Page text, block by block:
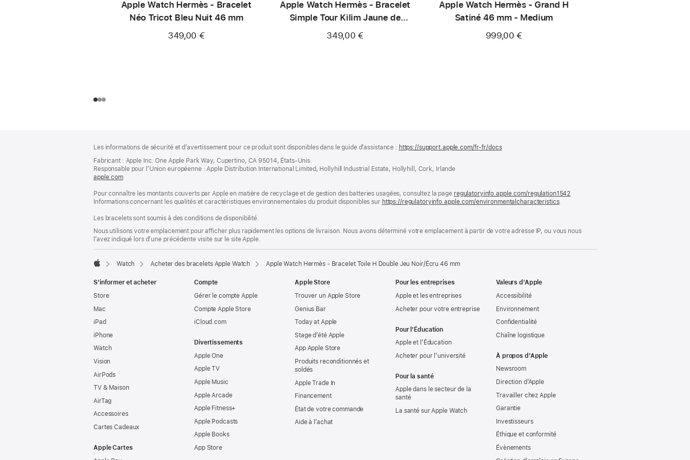
Apple Watch Hermès - Bracelet
Néo Tricot Bleu Nuit 46 mm
349,00 €
Apple Watch Hermès - Bracelet
Simple Tour Kilim Jaune de
46 mm
349,00 €
Apple Watch Hermès - Grand H
Satiné 46 mm - Medium
999,00 €
de
page
de
bas
de
page
Les informations de sécurité et d’avertissement pour ce produit sont disponibles dans le guide d’assistance : https://support.apple.com/fr-fr/docs(s’ouvre
Fabricant : Apple Inc. One Apple Park Way, Cupertino, CA 95014, États-Unis.
Responsable pour l’Union européenne : Apple Distribution International Limited, Hollyhill Industrial Estate, Hollyhill, Cork, Irlande
apple.com(s’ouvre
une
nouvelle
Pour connaître les montants couverts par Apple en matière de recyclage et de gestion des batteries usagées, consultez la page regulatoryinfo.apple.com/regulation1542
Informations concernant les qualités et caractéristiques environnementales du produit disponibles sur https://regulatoryinfo.apple.com/environmentalcharacteristics.
Les bracelets sont soumis à des conditions de disponibilité.
Nous utilisons votre emplacement pour afficher plus rapidement les options de livraison. Nous avons déterminé votre emplacement à partir de votre adresse IP, ou vous nous
l’avez indiqué lors d’une précédente visite sur le site Apple.
Watch Acheter des bracelets Apple Watch Apple Watch Hermès - Bracelet Toile H Double Jeu Noir/Écru 46 mm
S’informer et acheter
Store
Mac
iPad
iPhone
Watch
Vision
AirPods
TV & Maison
AirTag
Accessoires
Cartes Cadeaux
Apple Cartes
Compte
Gérer le compte Apple
Compte Apple Store
iCloud.com
Divertissements
Apple One
Apple TV
Apple Music
Apple Arcade
Apple Fitness+
Apple Podcasts
Apple Books
App Store
Apple Store
Trouver un Apple Store
Genius Bar
Today at Apple
Stage d’été Apple
App Apple Store
Produits reconditionnés et
soldés
Apple Trade In
Financement
État de votre commande
Aide à l’achat
Pour les entreprises
Apple et les entreprises
Acheter pour votre entreprise
Pour l’Éducation
Apple et l’Éducation
Acheter pour l’université
Pour la santé
Apple dans le secteur de la
santé
La santé sur Apple Watch
Valeurs d’Apple
Accessibilité
Environnement
Confidentialité
Chaîne logistique
À propos d’Apple
Newsroom
Direction d’Apple
Travailler chez Apple
Garantie
Investisseurs
Éthique et conformité
Évènements